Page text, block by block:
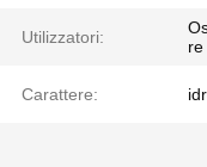
Utilizzatori:
Carattere: